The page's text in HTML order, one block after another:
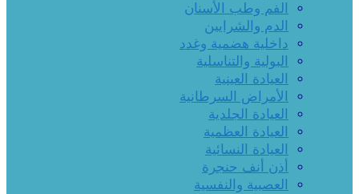
الفم وطب الأسنان
الدم والشرايين
داخلية هضمية وغدد
البولية والتناسلية
العيادة العينية
الأمراض السرطانية
العيادة الجلدية
العيادة العظمية
العيادة النسائية
أذن أنف حنجرة
العصبية والنفسية